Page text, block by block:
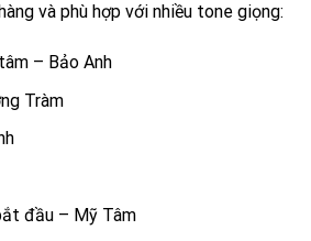
và phù hợp với nhiều tone giọng:
– Bảo Anh
Tràm
đầu – Mỹ Tâm